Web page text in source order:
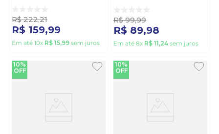
R$ 222,21
R$ 159,99
Em até 10x R$ 15,99 sem juros
R$ 99,99
R$ 89,98
Em até 8x R$ 11,24 sem juros
10%
OFF
10%
OFF